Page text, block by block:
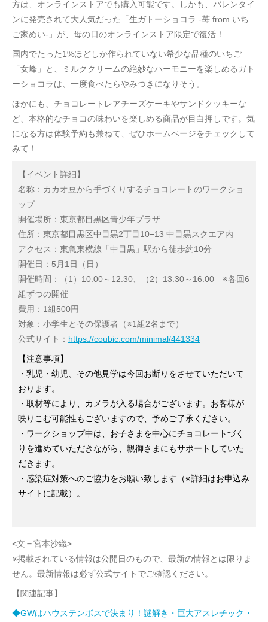
方は、オンラインストアでも購入可能です。しかも、バレンタイ
ンに発売されて大人気だった「生ガトーショコラ -苺 from いち
ご家めい-」が、母の日のオンラインストア限定で復活！
国内でたった1%ほどしか作られていない希少な品種のいちご
「女峰」と、ミルククリームの絶妙なハーモニーを楽しめるガト
ーショコラは、一度食べたらやみつきになりそう。
ほかにも、チョコレートレアチーズケーキやサンドクッキーな
ど、本格的なチョコの味わいを楽しめる商品が目白押しです。気
になる方は体験予約も兼ねて、ぜひホームページをチェックして
みて！
【イベント詳細】
名称：カカオ豆から手づくりするチョコレートのワークショ
ップ
開催場所：東京都目黒区青少年プラザ
住所：東京都目黒区中目黒2丁目10−13 中目黒スクエア内
アクセス：東急東横線「中目黒」駅から徒歩約10分
開催日：5月1日（日）
開催時間：（1）10:00～12:30、（2）13:30～16:00 ※各回6
組ずつの開催
費用：1組500円
対象：小学生とその保護者（※1組2名まで）
公式サイト： https://coubic.com/minimal/441334
【注意事項】
・乳児・幼児、その他見学は今回お断りをさせていただいて
おります。
・取材等により、カメラが入る場合がございます。お客様が
映りこむ可能性もございますので、予めご了承ください。
・ワークショップ中は、お子さまを中心にチョコレートづく
りを進めていただきながら、親御さまにもサポートしていた
だきます。
・感染症対策へのご協力をお願い致します（※詳細はお申込み
サイトに記載）。
<文＝宮本沙織>
※掲載されている情報は公開日のもので、最新の情報とは限りま
せん。最新情報は必ず公式サイトでご確認ください。
【関連記事】
◆GWはハウステンボスで決まり！謎解き・巨大アスレチック・